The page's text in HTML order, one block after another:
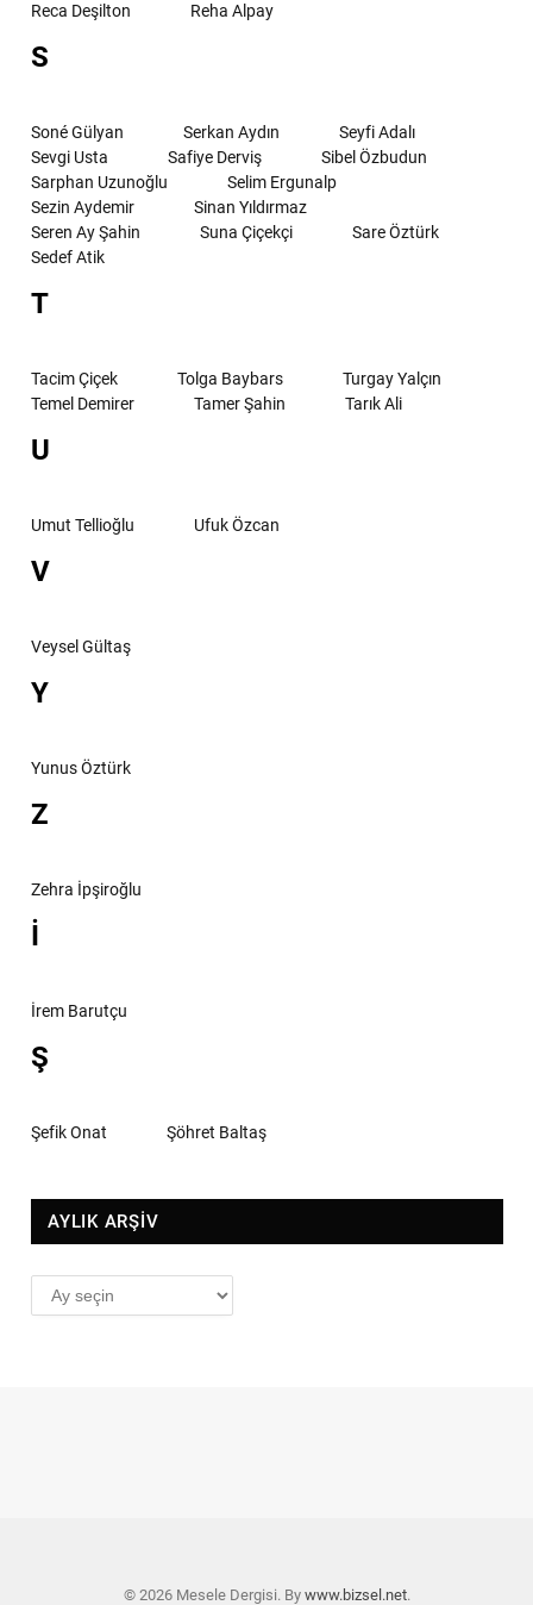
Reca Deşilton Reha Alpay
S
Soné Gülyan Serkan Aydın
Seyfi Adalı
Sevgi Usta
Safiye Derviş
Sibel Özbudun
Sarphan Uzunoğlu
Selim Ergunalp
Sezin Aydemir
Sinan Yıldırmaz
Seren Ay Şahin
Suna Çiçekçi
Sare Öztürk
Sedef Atik
T
Tacim Çiçek Tolga Baybars
Turgay Yalçın
Temel Demirer
Tamer Şahin Tarık Ali
U
Umut Tellioğlu Ufuk Özcan
V
Veysel Gültaş
Y
Yunus Öztürk
Z
Zehra İpşiroğlu
İ
İrem Barutçu
Ş
Şefik Onat Şöhret Baltaş
AYLIK ARŞİV
AYLIK
ARŞİV
© 2026 Mesele Dergisi. By www.bizsel.net.